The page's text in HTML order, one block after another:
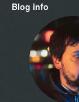
Blog info